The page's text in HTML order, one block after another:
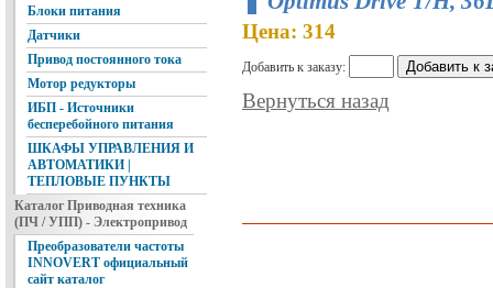
Блоки питания
Датчики
Привод постоянного тока
Мотор редукторы
ИБП - Источники
бесперебойного питания
ШКАФЫ УПРАВЛЕНИЯ И
АВТОМАТИКИ |
ТЕПЛОВЫЕ ПУНКТЫ
Каталог Приводная техника
(ПЧ / УПП) - Электропривод
Преобразователи частоты
INNOVERT официальный
сайт каталог
Цена: 314
Добавить к заказу:
Вернуться назад